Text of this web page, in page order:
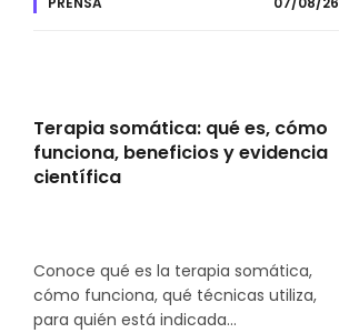
Terapia somática: qué es, cómo
funciona, beneficios y evidencia
científica
Conoce qué es la terapia somática,
cómo funciona, qué técnicas utiliza,
para quién está indicada...